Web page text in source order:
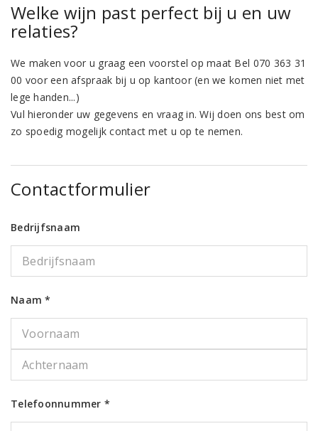
Welke wijn past perfect bij u en uw
relaties?
We maken voor u graag een voorstel op maat Bel 070 363 31
00 voor een afspraak bij u op kantoor (en we komen niet met
lege handen...)
Vul hieronder uw gegevens en vraag in. Wij doen ons best om
zo spoedig mogelijk contact met u op te nemen.
Contactformulier
Bedrijfsnaam
Naam *
Telefoonnummer *